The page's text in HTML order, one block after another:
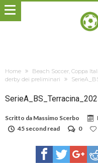
Home
Beach Soccer, Coppa
derby dei preliminari
Scritto da Massimo Scerbo
45 second read
0